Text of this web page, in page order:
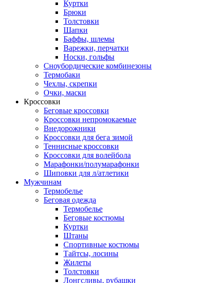
Куртки
Брюки
Толстовки
Шапки
Баффы, шлемы
Варежки, перчатки
Носки, гольфы
Сноубордические комбинезоны
Термобаки
Чехлы, скрепки
Очки, маски
Кроссовки
Беговые кроссовки
Кроссовки непромокаемые
Внедорожники
Кроссовки для бега зимой
Теннисные кроссовки
Кроссовки для волейбола
Марафонки/полумарафонки
Шиповки для л/атлетики
Мужчинам
Термобелье
Беговая одежда
Термобелье
Беговые костюмы
Куртки
Штаны
Спортивные костюмы
Тайтсы, лосины
Жилеты
Толстовки
Лонгсливы, рубашки